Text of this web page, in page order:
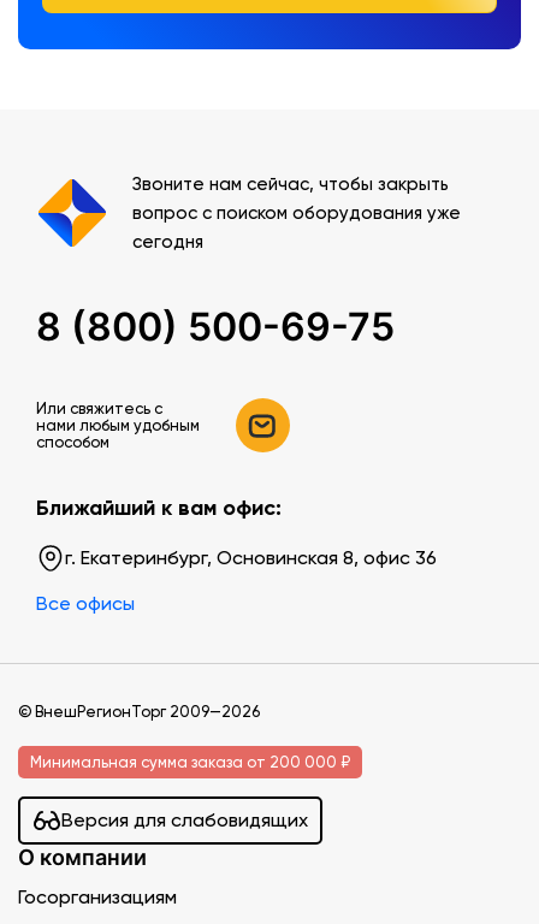
Звоните нам сейчас, чтобы закрыть
вопрос с поиском оборудования уже
сегодня
8 (800) 500-69-75
Или свяжитесь c
нами любым удобным
способом
Ближайший к вам офис:
г. Екатеринбург, Основинская 8, офис 36
Все офисы
© ВнешРегионТорг 2009—2026
Минимальная сумма заказа от 200 000 ₽
Версия для слабовидящих
О компании
Госорганизациям